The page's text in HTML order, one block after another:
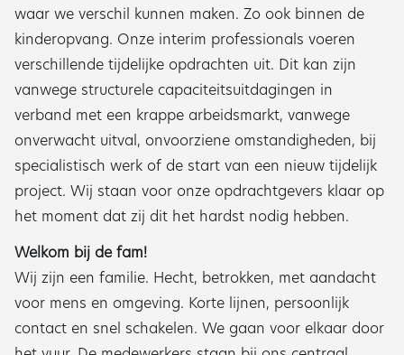
waar we verschil kunnen maken. Zo ook binnen de
kinderopvang. Onze interim professionals voeren
verschillende tijdelijke opdrachten uit. Dit kan zijn
vanwege structurele capaciteitsuitdagingen in
verband met een krappe arbeidsmarkt, vanwege
onverwacht uitval, onvoorziene omstandigheden, bij
specialistisch werk of de start van een nieuw tijdelijk
project. Wij staan voor onze opdrachtgevers klaar op
het moment dat zij dit het hardst nodig hebben.
Welkom bij de fam!
Wij zijn een familie. Hecht, betrokken, met aandacht
voor mens en omgeving. Korte lijnen, persoonlijk
contact en snel schakelen. We gaan voor elkaar door